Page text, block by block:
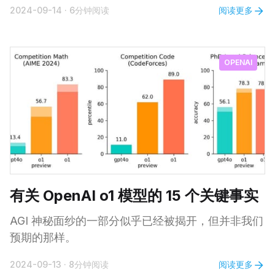
2024-09-14 · 6分钟阅读 阅读更多
OPENAI
有关 OpenAI o1 模型的 15 个关键事实
AGI 神秘面纱的一部分似乎已经被揭开，但并非我们
预期的那样。
2024-09-13 · 8分钟阅读 阅读更多